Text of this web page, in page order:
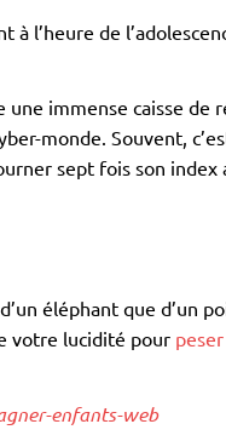
l’heure de
immense caisse de
monde. Souvent,
sept fois son index
éléphant que d’un
votre lucidité pour
enfants-web